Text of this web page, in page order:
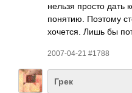
нельзя просто дать
поня­тию. Поэтому
хоче­тся. Лишь бы
2007-04-21 #1788
Грек